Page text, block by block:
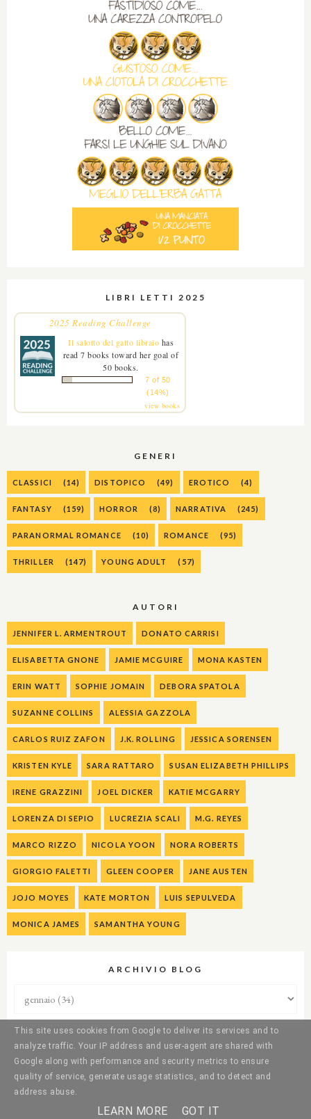
LIBRI LETTI 2025
2025 Reading Challenge
Il salotto del gatto libraio has
read 7 books toward her goal of
50 books.
7 of 50
(14%)
view books
GENERI
CLASSICI (14) DISTOPICO (49) EROTICO (4)
FANTASY (159) HORROR (8) NARRATIVA (245)
PARANORMAL ROMANCE (10) ROMANCE (95)
THRILLER (147) YOUNG ADULT (57)
AUTORI
JENNIFER L. ARMENTROUT DONATO CARRISI
ELISABETTA GNONE JAMIE MCGUIRE MONA KASTEN
ERIN WATT SOPHIE JOMAIN DEBORA SPATOLA
SUZANNE COLLINS ALESSIA GAZZOLA
CARLOS RUIZ ZAFON J.K. ROLLING JESSICA SORENSEN
KRISTEN KYLE SARA RATTARO SUSAN ELIZABETH PHILLIPS
IRENE GRAZZINI JOEL DICKER KATIE MCGARRY
LORENZA DI SEPIO LUCREZIA SCALI M.G. REYES
MARCO RIZZO NICOLA YOON NORA ROBERTS
GIORGIO FALETTI GLEEN COOPER JANE AUSTEN
JOJO MOYES KATE MORTON LUIS SEPULVEDA
MONICA JAMES SAMANTHA YOUNG
ARCHIVIO BLOG
This site uses cookies from Google to deliver its services and to
analyze traffic. Your IP address and user-agent are shared with
Google along with performance and security metrics to ensure
quality of service, generate usage statistics, and to detect and
address abuse.
LEARN MORE GOT IT